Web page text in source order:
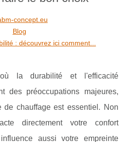
concept.eu
Blog
: découvrez ici comment...
la durabilité et l'efficacité
des préoccupations majeures,
de chauffage est essentiel. Non
directement votre confort
aussi votre empreinte